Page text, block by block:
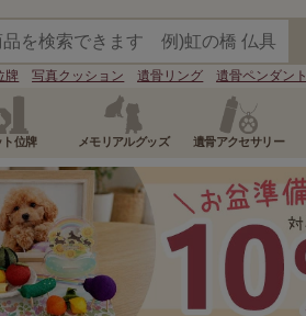
牌 写真クッション 遺骨リング 遺骨ペンダント
ト位牌 メモリアルグッズ 遺骨アクセサリー